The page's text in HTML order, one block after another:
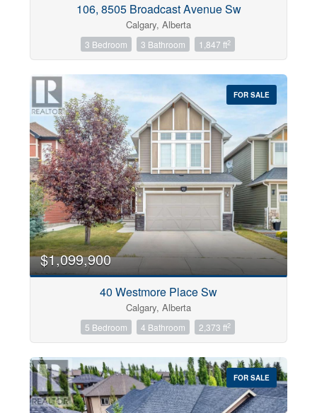
106, 8505 Broadcast Avenue Sw
Calgary, Alberta
3 Bedroom 3 Bathroom 1,847 ft2
FOR SALE
$1,099,900
40 Westmore Place Sw
Calgary, Alberta
5 Bedroom 4 Bathroom 2,373 ft2
FOR SALE